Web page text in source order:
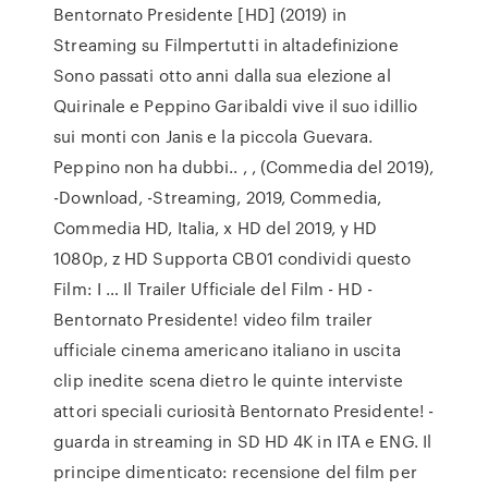
Bentornato Presidente [HD] (2019) in
Streaming su Filmpertutti in altadefinizione
Sono passati otto anni dalla sua elezione al
Quirinale e Peppino Garibaldi vive il suo idillio
sui monti con Janis e la piccola Guevara.
Peppino non ha dubbi.. , , (Commedia del 2019),
-Download, -Streaming, 2019, Commedia,
Commedia HD, Italia, x HD del 2019, y HD
1080p, z HD Supporta CB01 condividi questo
Film: I … Il Trailer Ufficiale del Film - HD -
Bentornato Presidente! video film trailer
ufficiale cinema americano italiano in uscita
clip inedite scena dietro le quinte interviste
attori speciali curiosità Bentornato Presidente! -
guarda in streaming in SD HD 4K in ITA e ENG. Il
principe dimenticato: recensione del film per